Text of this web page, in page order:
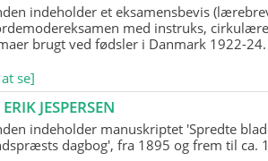
indeholder et eksamensbevis
med instruks,
brugt ved fødsler i Danmark 1922-24.
se]
JESPERSEN
indeholder manuskriptet 'Spredte
dagbog', fra 1895 og frem til ca.